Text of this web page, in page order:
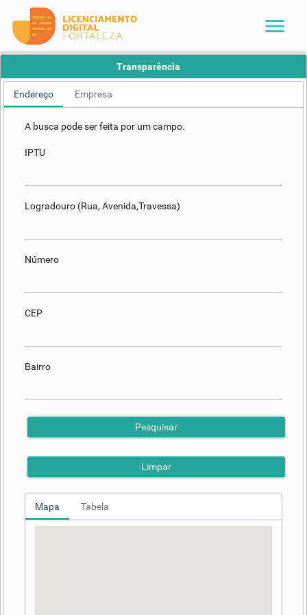
menu
Transparência
Endereço Empresa
A busca pode ser feita por um campo.
IPTU
Logradouro (Rua, Avenida,Travessa)
Número
CEP
Bairro
Pesquisar
Limpar
Mapa Tabela